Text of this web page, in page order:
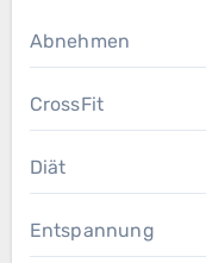
Abnehmen
CrossFit
Diät
Entspannung